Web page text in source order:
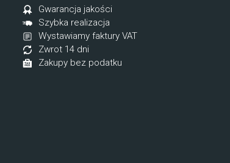
Gwarancja jakości
Szybka realizacja
Wystawiamy faktury VAT
Zwrot 14 dni
Zakupy bez podatku